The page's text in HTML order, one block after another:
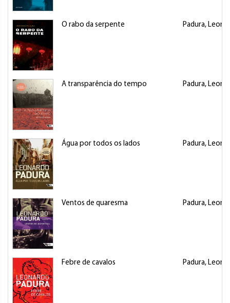
O rabo da serpente Padura,
A transparência do tempo Padura,
Água por todos os lados Padura,
Ventos de quaresma Padura,
Febre de cavalos Padura,